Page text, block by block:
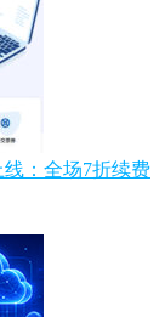
：全场7折续费